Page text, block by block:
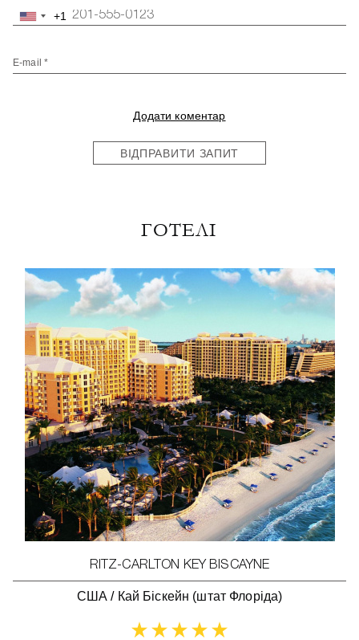
United+1
E-mail *
Додати коментар
ВІДПРАВИТИ ЗАПИТ
ГОТЕЛІ
RITZ-CARLTON KEY BISCAYNE
США / Кай Біскейн (штат Флоріда)